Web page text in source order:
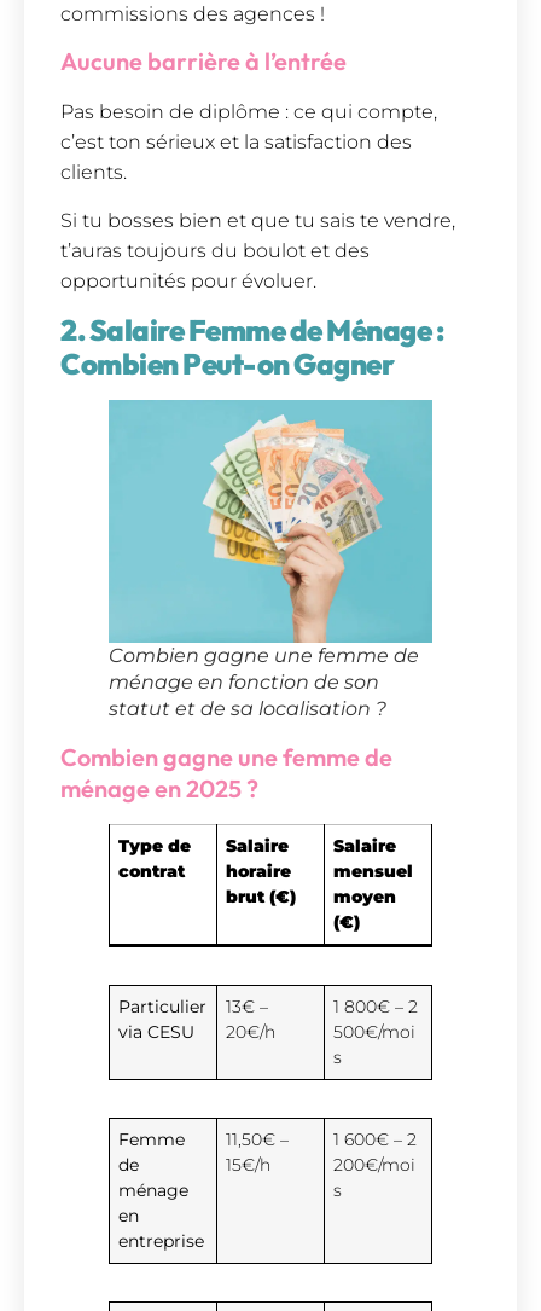
commissions des agences !
Aucune barrière à l’entrée
Pas besoin de diplôme : ce qui compte,
c’est ton sérieux et la satisfaction des
clients.
Si tu bosses bien et que tu sais te vendre,
t’auras toujours du boulot et des
opportunités pour évoluer.
2. Salaire Femme de Ménage :
Combien Peut-on Gagner
Combien gagne une femme de
ménage en fonction de son
statut et de sa localisation ?
Combien gagne une femme de
ménage en 2025 ?
Type de
contrat
Salaire
horaire
brut (€)
Salaire
mensuel
moyen
(€)
Particulier
via CESU
13€ –
20€/h
1 800€ – 2
500€/moi
s
Femme
de
ménage
en
entreprise
11,50€ –
15€/h
1 600€ – 2
200€/moi
s